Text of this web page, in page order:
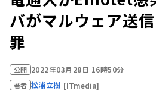
バがマルウェア送
罪
公開 2022年03月28日 16時50分
著者 松浦立樹 [ITmedia]